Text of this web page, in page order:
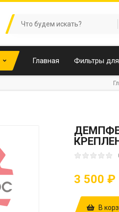
Главная Фильтры
3 500 ₽
В